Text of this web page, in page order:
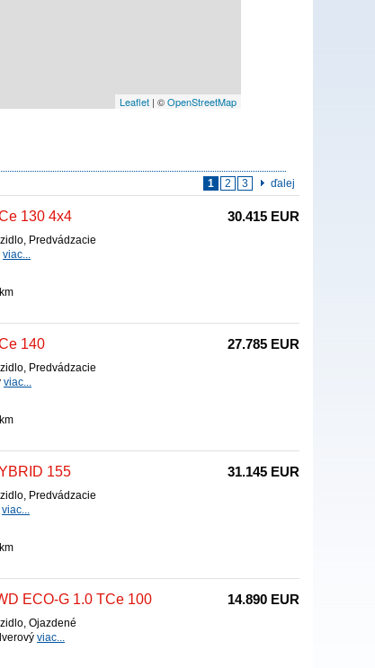
Leaflet | ©OpenStreetMap
1 2 3 ďalej
30.415 EUR
130 4x4
Predvádzacie
viac...
27.785 EUR
140
Predvádzacie
viac...
31.145 EUR
155
Predvádzacie
viac...
14.890 EUR
ECO-G 1.0 TCe 100
Ojazdené
viac...